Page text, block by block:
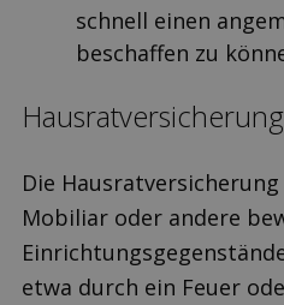
schnell einen
beschaffen zu
Hausrat­versicherung
Die
Mobiliar oder andere
etwa durch ein Feuer